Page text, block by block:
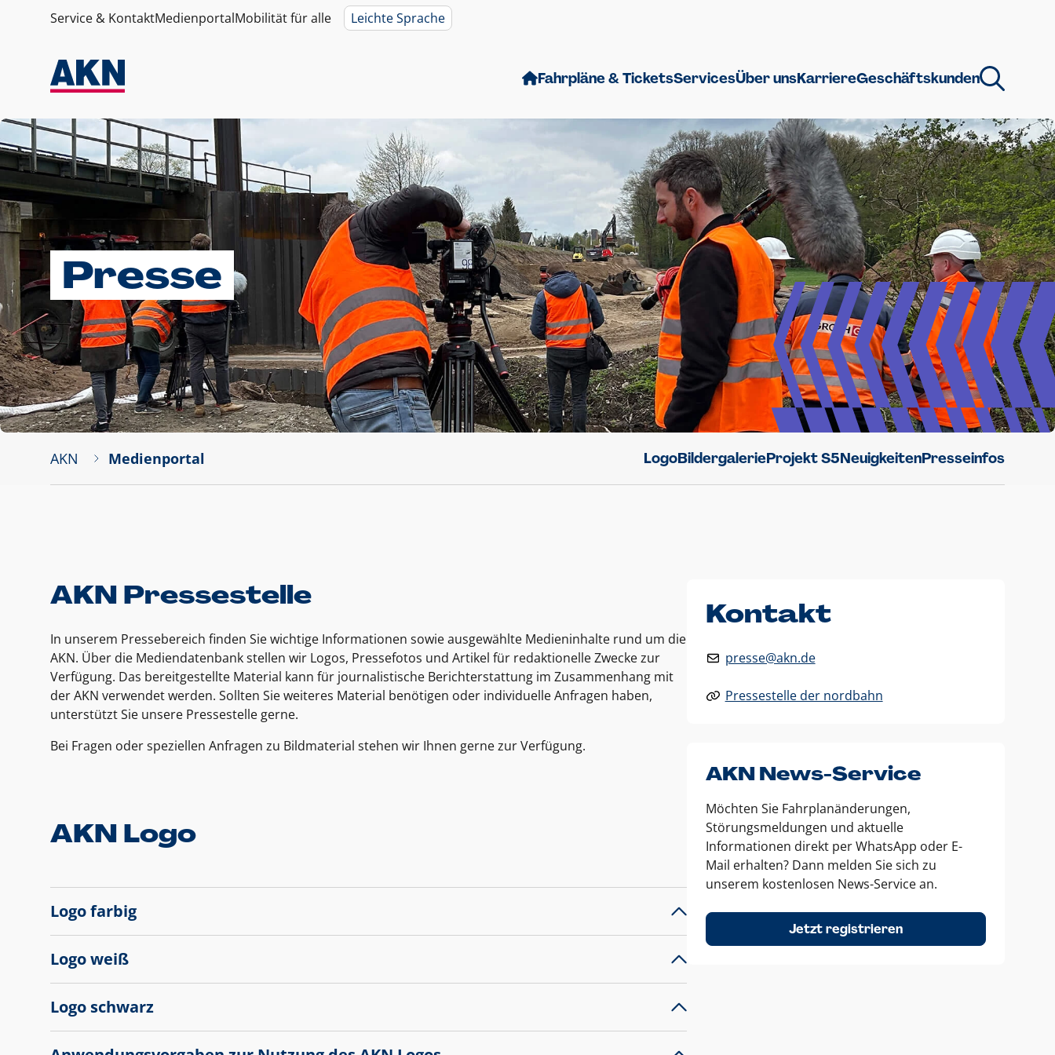
Service & KontaktMedienportalMobilität für alle Leichte Sprache
Fahrpläne & TicketsServicesÜber unsKarriereGeschäftskunden
Presse
AKN Medienportal LogoBildergalerieProjekt S5NeuigkeitenPresseinfos
AKN Pressestelle
In unserem Pressebereich finden Sie wichtige Informationen sowie ausgewählte Medieninhalte rund um die
AKN. Über die Mediendatenbank stellen wir Logos, Pressefotos und Artikel für redaktionelle Zwecke zur
Verfügung. Das bereitgestellte Material kann für journalistische Berichterstattung im Zusammenhang mit
der AKN verwendet werden. Sollten Sie weiteres Material benötigen oder individuelle Anfragen haben,
unterstützt Sie unsere Pressestelle gerne.
Bei Fragen oder speziellen Anfragen zu Bildmaterial stehen wir Ihnen gerne zur Verfügung.
AKN Logo
Logo farbig
Logo weiß
Logo schwarz
Kontakt
presse@akn.de
Pressestelle der nordbahn
AKN News-Service
Möchten Sie Fahrplanänderungen,
Störungsmeldungen und aktuelle
Informationen direkt per WhatsApp oder E-
Mail erhalten? Dann melden Sie sich zu
unserem kostenlosen News-Service an.
Jetzt registrieren